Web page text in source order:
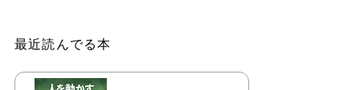
最近読んでる本